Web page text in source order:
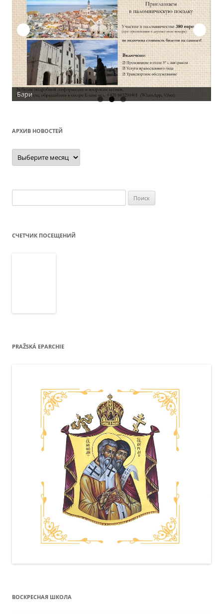
Бари
АРХИВ НОВОСТЕЙ
Архив
новостей
СЧЕТЧИК ПОСЕЩЕНИЙ
PRAŽSKÁ EPARCHIE
ВОСКРЕСНАЯ ШКОЛА